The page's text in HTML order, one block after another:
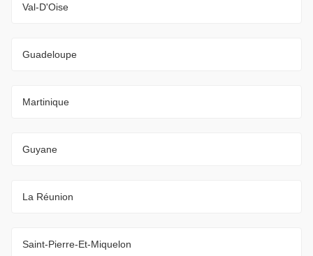
Val-D'Oise
Guadeloupe
Martinique
Guyane
La Réunion
Saint-Pierre-Et-Miquelon